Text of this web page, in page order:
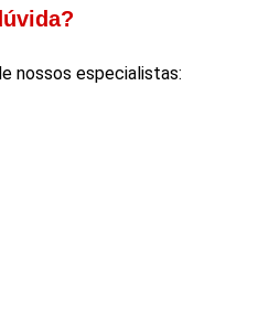
nossos especialistas: